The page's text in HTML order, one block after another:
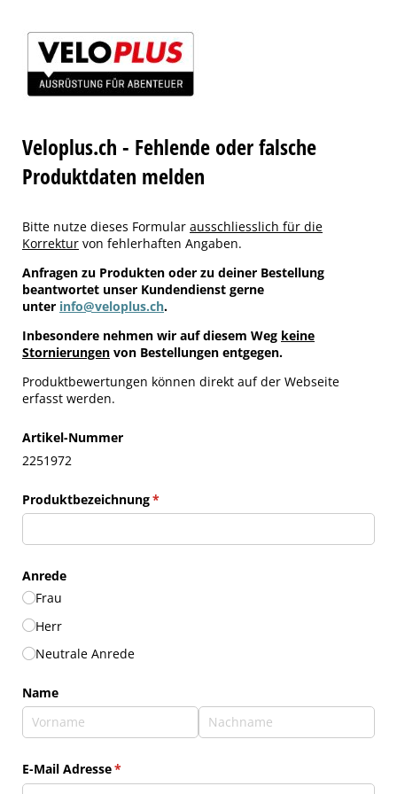
Veloplus.ch - Fehlende oder falsche
Produktdaten melden
Bitte nutze dieses Formular ausschliesslich für die
Korrektur von fehlerhaften Angaben.
Anfragen zu Produkten oder zu deiner Bestellung
beantwortet unser Kundendienst gerne
unter info@veloplus.ch.
Inbesondere nehmen wir auf diesem Weg keine
Stornierungen von Bestellungen entgegen.
Produktbewertungen können direkt auf der Webseite
erfasst werden.
Artikel-Nummer
2251972
Produktbezeichnung*
(erforderlich)
Anrede
Frau
Herr
Neutrale Anrede
Name
E-Mail Adresse*
(erforderlich)